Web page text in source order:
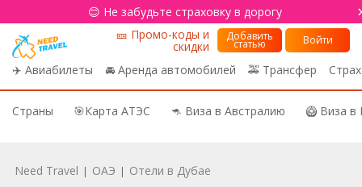
😊 Не забудьте страховку в дорогу
✈️ Авиабилеты 🚘 Аренда автомобилей 🚕 Трансфер
🎫 Промо-коды и
скидки
Добавить
статью Войти
Страны 🎯Карта АТЭС 🦘 Виза в Австралию 🥝 Виза
Need Travel | ОАЭ | Отели в Дубае